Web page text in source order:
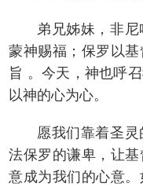
弟兄姊妹，非尼
蒙神赐福；保罗以
旨 。今天，神也呼
以神的心为心。
愿我们靠着圣
法保罗的谦卑，让
意成为我们的心意。